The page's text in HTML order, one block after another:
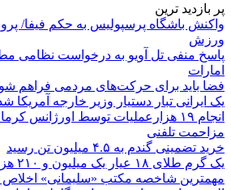
پر بازدید ترین
واکنش باشگاه پرسپولیس به حکم فیفا/
ورزش
پاسخ منفی تل آویو به درخواست نظامی
امارات
فضا باید برای حرکت‌های مردمی فراهم
یک ایرانی تبار دستیار وزیر خارجه آمریکا
انجام ۱۹ هزارعملیات توسط اورژانس
مزاحمت تلفنی
خرید تضمینی گندم به ۴.۵ میلیون تن رسید
یک گرم طلای ۱۸ عیار یک میلیون و ۲۱۰ هزار تومان معامله شد
مهمترین شاخصه مکتب «سلیمانی»